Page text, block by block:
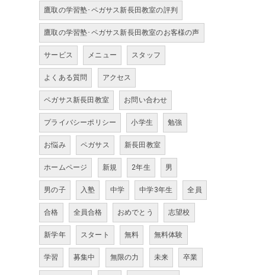
鷹取の学習塾･ペガサス新長田教室の評判
鷹取の学習塾･ペガサス新長田教室のお客様の声
サービス メニュー スタッフ
よくある質問 アクセス
ペガサス新長田教室 お問い合わせ
プライバシーポリシー 小学生 勉強
お悩み ペガサス 新長田教室
ホームページ 新規 2年生 男
男の子 入塾 中学 中学3年生 全員
合格 全員合格 おめでとう 志望校
新学年 スタート 無料 無料体験
学習 募集中 無限の力 未来 卒業